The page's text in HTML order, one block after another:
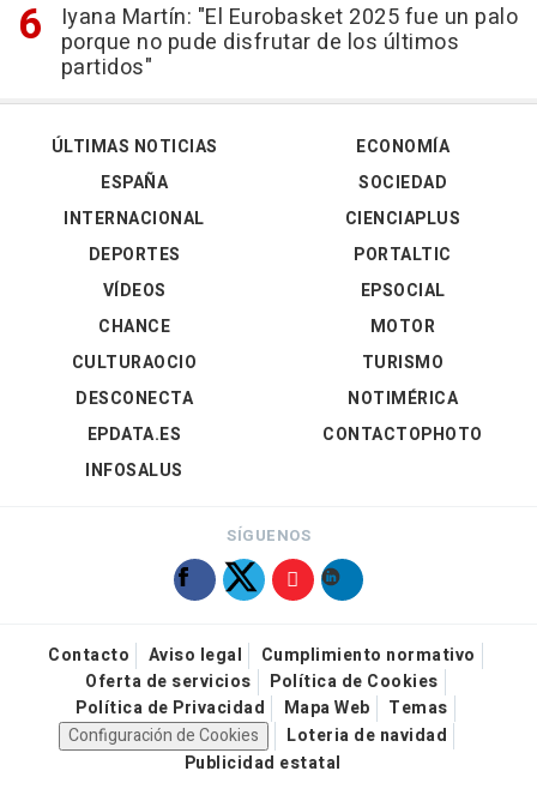
Iyana Martín: "El Eurobasket 2025 fue un palo
porque no pude disfrutar de los últimos
partidos"
ÚLTIMAS NOTICIAS
ESPAÑA
INTERNACIONAL
DEPORTES
VÍDEOS
ECONOMÍA
SOCIEDAD
CIENCIAPLUS
PORTALTIC
EPSOCIAL
CHANCE
CULTURAOCIO
DESCONECTA
EPDATA.ES
INFOSALUS
MOTOR
TURISMO
NOTIMÉRICA
CONTACTOPHOTO
SÍGUENOS
Contacto Aviso legal
Cumplimiento normativo
Oferta de servicios
Política de Cookies
Política de Privacidad
Mapa Web
Temas
Configuración de Cookies
Loteria de navidad
Publicidad estatal